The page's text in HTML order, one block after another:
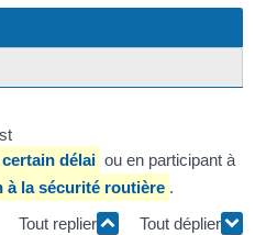
délai ou en participant à
à la sécurité routière .
Tout replier
Tout déplier